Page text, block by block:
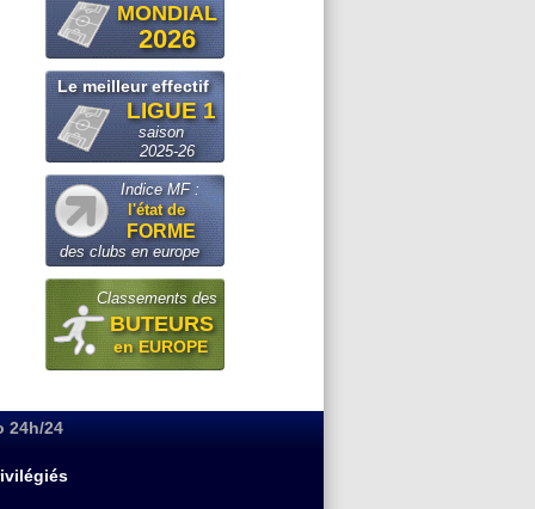
MONDIAL
2026
Le meilleur effectif
LIGUE 1
saison
2025-26
Indice MF :
l'état de
FORME
des clubs en europe
Classements des
BUTEURS
en EUROPE
24h/24